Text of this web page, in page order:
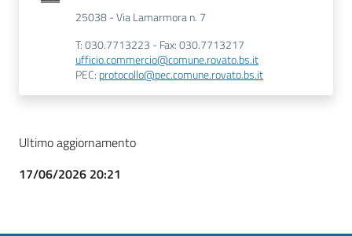
25038 - Via Lamarmora n. 7
T: 030.7713223 - Fax: 030.7713217
ufficio.commercio@comune.rovato.bs.it
PEC: protocollo@pec.comune.rovato.bs.it
Ultimo aggiornamento
17/06/2026 20:21